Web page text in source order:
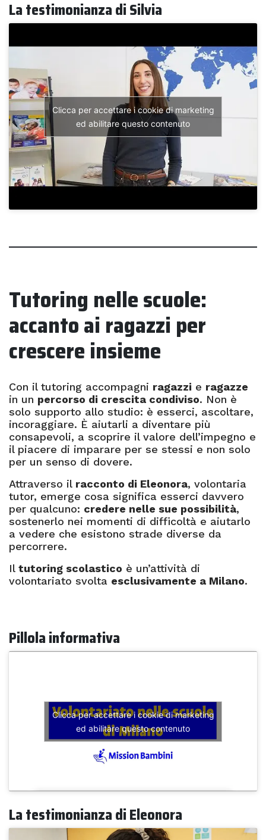
La testimonianza di Silvia
Clicca per accettare i cookie di marketing
ed abilitare questo contenuto
Tutoring nelle scuole:
accanto ai ragazzi per
crescere insieme
Con il tutoring accompagni ragazzi e ragazze
in un percorso di crescita condiviso. Non è
solo supporto allo studio: è esserci, ascoltare,
incoraggiare. È aiutarli a diventare più
consapevoli, a scoprire il valore dell’impegno e
il piacere di imparare per se stessi e non solo
per un senso di dovere.
Attraverso il racconto di Eleonora, volontaria
tutor, emerge cosa significa esserci davvero
per qualcuno: credere nelle sue possibilità,
sostenerlo nei momenti di difficoltà e aiutarlo
a vedere che esistono strade diverse da
percorrere.
Il tutoring scolastico è un’attività di
volontariato svolta esclusivamente a Milano.
Pillola informativa
Clicca per accettare i cookie di marketing
ed abilitare questo contenuto
La testimonianza di Eleonora